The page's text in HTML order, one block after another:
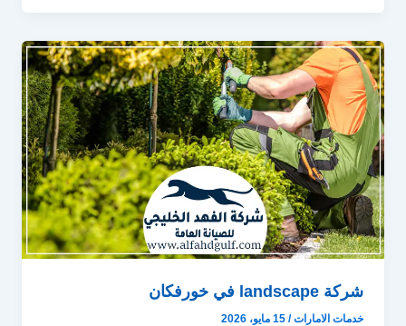
شركة landscape في خورفكان
خدمات الامارات/15 مايو، 2026